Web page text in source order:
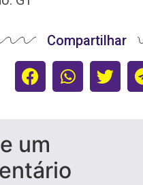
Compartilhar
um